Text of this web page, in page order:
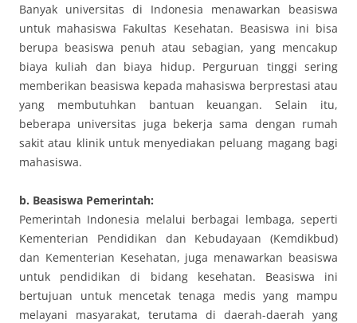
Banyak universitas di Indonesia menawarkan beasiswa
untuk mahasiswa Fakultas Kesehatan. Beasiswa ini bisa
berupa beasiswa penuh atau sebagian, yang mencakup
biaya kuliah dan biaya hidup. Perguruan tinggi sering
memberikan beasiswa kepada mahasiswa berprestasi atau
yang membutuhkan bantuan keuangan. Selain itu,
beberapa universitas juga bekerja sama dengan rumah
sakit atau klinik untuk menyediakan peluang magang bagi
mahasiswa.
b. Beasiswa Pemerintah:
Pemerintah Indonesia melalui berbagai lembaga, seperti
Kementerian Pendidikan dan Kebudayaan (Kemdikbud)
dan Kementerian Kesehatan, juga menawarkan beasiswa
untuk pendidikan di bidang kesehatan. Beasiswa ini
bertujuan untuk mencetak tenaga medis yang mampu
melayani masyarakat, terutama di daerah-daerah yang